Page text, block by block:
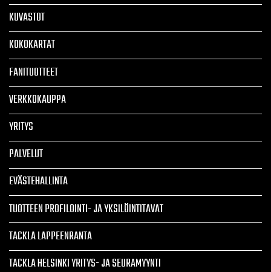
KUVASTOT
KOKOKARTAT
FANITUOTTEET
VERKKOKAUPPA
YRITYS
PALVELUT
EVÄSTEHALLINTA
TUOTTEEN PROFILOINTI- JA YKSILÖINTITAVAT
TACKLA LAPPEENRANTA
TACKLA HELSINKI YRITYS- JA SEURAMYYNTI